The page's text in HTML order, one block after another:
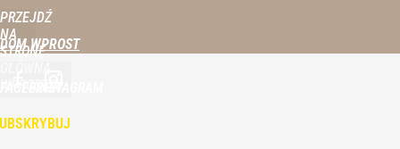
PRZEJDŹ
NA
STRONĘ
DOM WPROST